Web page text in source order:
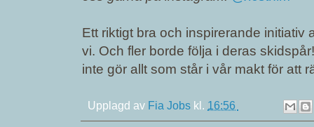
Ett riktigt bra och inspirerande
vi. Och fler borde följa i deras
inte gör allt som står i vår makt för att
Upplagd av Fia Jobs kl. 16:56